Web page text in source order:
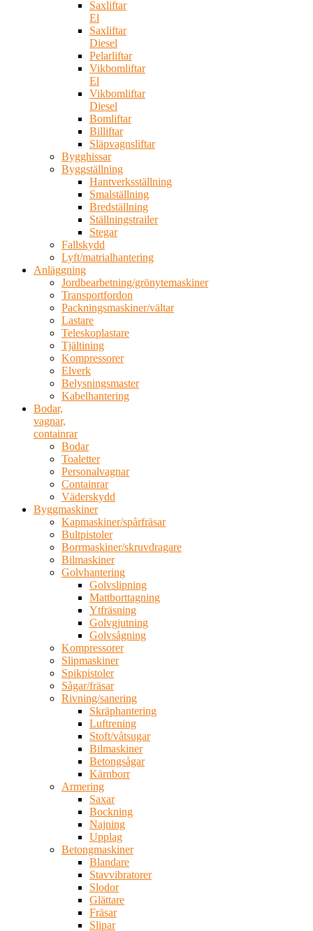
Saxliftar
El
Saxliftar
Diesel
Pelarliftar
Vikbomliftar
El
Vikbomliftar
Diesel
Bomliftar
Billiftar
Släpvagnsliftar
Bygghissar
Byggställning
Hantverksställning
Smalställning
Bredställning
Ställningstrailer
Stegar
Fallskydd
Lyft/matrialhantering
Anläggning
Jordbearbetning/grönytemaskiner
Transportfordon
Packningsmaskiner/vältar
Lastare
Teleskoplastare
Tjältining
Kompressorer
Elverk
Belysningsmaster
Kabelhantering
Bodar,
vagnar,
containrar
Bodar
Toaletter
Personalvagnar
Containrar
Väderskydd
Byggmaskiner
Kapmaskiner/spårfräsar
Bultpistoler
Borrmaskiner/skruvdragare
Bilmaskiner
Golvhantering
Golvslipning
Mattborttagning
Ytfräsning
Golvgjutning
Golvsågning
Kompressorer
Slipmaskiner
Spikpistoler
Sågar/fräsar
Rivning/sanering
Skräphantering
Luftrening
Stoft/våtsugar
Bilmaskiner
Betongsågar
Kärnborr
Armering
Saxar
Bockning
Najning
Upplag
Betongmaskiner
Blandare
Stavvibratorer
Slodor
Glättare
Fräsar
Slipar